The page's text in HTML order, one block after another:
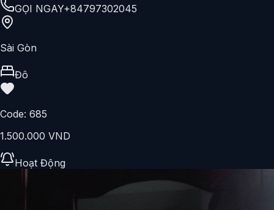
GỌI NGAY+84797302045
Sài Gòn
Đô
Code: 685
1.500.000 VND
Hoạt Động